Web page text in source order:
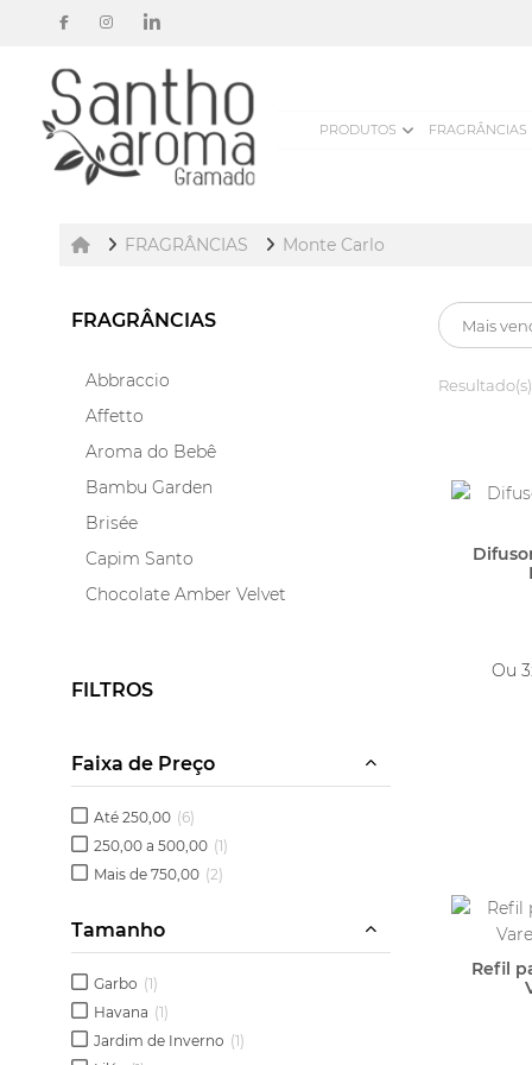
PRODUTOS FRAGRÂNCIAS
FRAGRÂNCIAS Monte Carlo
FRAGRÂNCIAS
Abbraccio
Affetto
Aroma do Bebê
Bambu Garden
Brisée
Capim Santo
Chocolate Amber Velvet
Encontro
Folhas de Outono
Garbo
Havana
Hortênsia
Jardins da França
Lavanda Inglesa
Lilás
Minueto
FILTROS
Faixa de Preço
Até 250,00 (6)
250,00 a 500,00 (1)
Mais de 750,00 (2)
Tamanho
Garbo (1)
Havana (1)
Jardim de Inverno (1)
Ou
Refil